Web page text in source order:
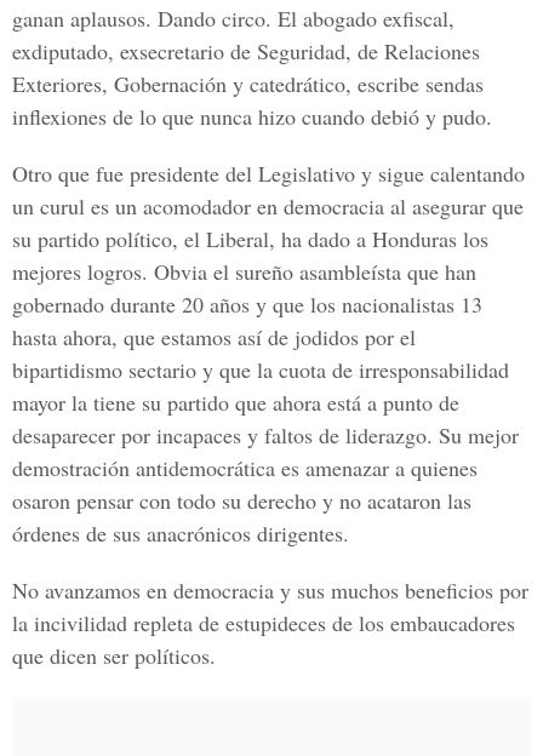
ganan aplausos. Dando circo. El abogado exfiscal,
exdiputado, exsecretario de Seguridad, de Relaciones
Exteriores, Gobernación y catedrático, escribe sendas
inflexiones de lo que nunca hizo cuando debió y pudo.
Otro que fue presidente del Legislativo y sigue calentando
un curul es un acomodador en democracia al asegurar que
su partido político, el Liberal, ha dado a Honduras los
mejores logros. Obvia el sureño asambleísta que han
gobernado durante 20 años y que los nacionalistas 13
hasta ahora, que estamos así de jodidos por el
bipartidismo sectario y que la cuota de irresponsabilidad
mayor la tiene su partido que ahora está a punto de
desaparecer por incapaces y faltos de liderazgo. Su mejor
demostración antidemocrática es amenazar a quienes
osaron pensar con todo su derecho y no acataron las
órdenes de sus anacrónicos dirigentes.
No avanzamos en democracia y sus muchos beneficios por
la incivilidad repleta de estupideces de los embaucadores
que dicen ser políticos.